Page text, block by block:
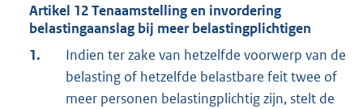
Artikel 12 Tenaamstelling en invordering
belastingaanslag bij meer belastingplichtigen
1.
Indien ter zake van hetzelfde voorwerp van de
belasting of hetzelfde belastbare feit twee of
meer personen belastingplichtig zijn, stelt de